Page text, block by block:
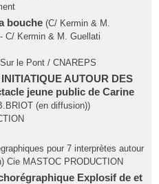
bouche (C/ Kermin & M.
C/ Kermin & M. Guellati
le Pont / CNAREPS
AUTOUR DES
jeune public de Carine
(en diffusion))
pour 7 interprètes autour
Cie MASTOC PRODUCTION
Explosif de et